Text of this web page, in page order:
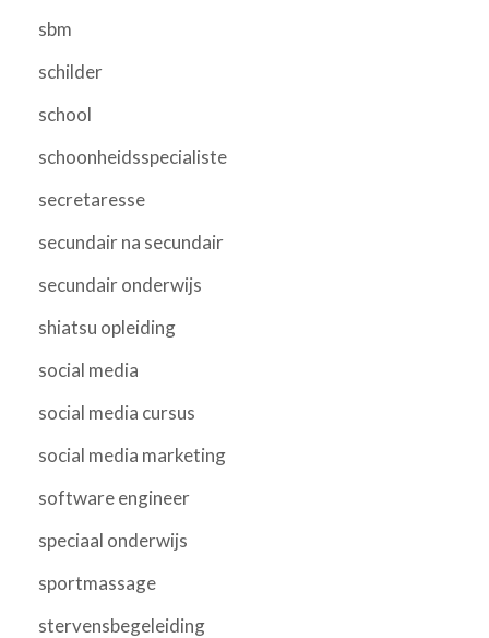
sbm
schilder
school
schoonheidsspecialiste
secretaresse
secundair na secundair
secundair onderwijs
shiatsu opleiding
social media
social media cursus
social media marketing
software engineer
speciaal onderwijs
sportmassage
stervensbegeleiding